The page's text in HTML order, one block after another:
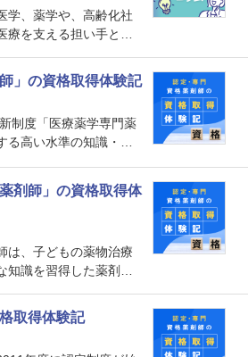
学、薬学や、高齢化社
療を支える担い手とし
のが認定薬剤師という
はいったいどんな資格
得するとどのような
うか。
」の資格取得体験記
制度「医療薬学専門薬
る高い水準の知識・技
す客観的な根拠の一つ
多岐に渡り、審査も複
に対して一定の能力
す。
剤師」の資格取得体
は、子どもの薬物治療
知識を習得した薬剤師
況を理解し、専門性を
の保護者に寄り添え
小児薬物療法認定薬
取得体験記